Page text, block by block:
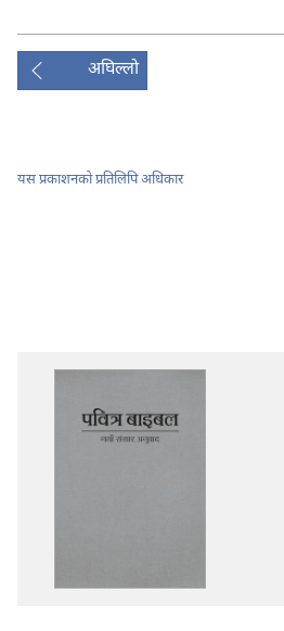
अघिल्लो
यस प्रकाशनको प्रतिलिपि अधिकार